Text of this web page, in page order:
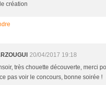
création
20/04/2017 19:18
très chouette découverte, merci
pas voir le concours, bonne soirée !